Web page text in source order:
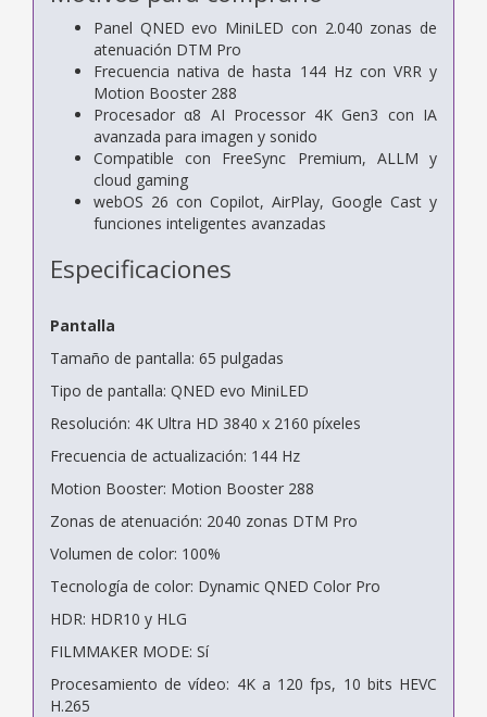
Panel QNED evo MiniLED con 2.040 zonas de
atenuación DTM Pro
Frecuencia nativa de hasta 144 Hz con VRR y
Motion Booster 288
Procesador α8 AI Processor 4K Gen3 con IA
avanzada para imagen y sonido
Compatible con FreeSync Premium, ALLM y
cloud gaming
webOS 26 con Copilot, AirPlay, Google Cast y
funciones inteligentes avanzadas
Especificaciones
Pantalla
Tamaño de pantalla: 65 pulgadas
Tipo de pantalla: QNED evo MiniLED
Resolución: 4K Ultra HD 3840 x 2160 píxeles
Frecuencia de actualización: 144 Hz
Motion Booster: Motion Booster 288
Zonas de atenuación: 2040 zonas DTM Pro
Volumen de color: 100%
Tecnología de color: Dynamic QNED Color Pro
HDR: HDR10 y HLG
FILMMAKER MODE: Sí
Procesamiento de vídeo: 4K a 120 fps, 10 bits HEVC
H.265